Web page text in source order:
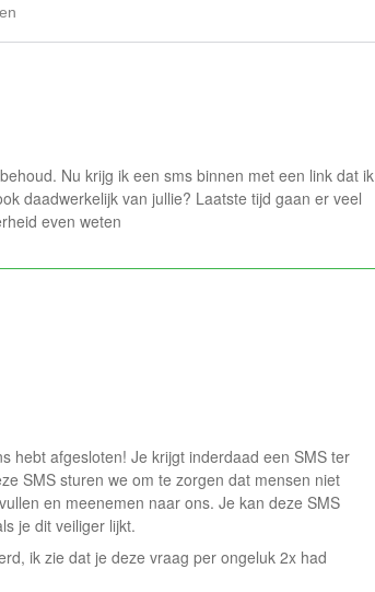
Nu krijg ik een sms binnen met een link dat ik
daadwerkelijk van jullie? Laatste tijd gaan er veel
even weten
hebt afgesloten! Je krijgt inderdaad een SMS ter
SMS sturen we om te zorgen dat mensen niet
en meenemen naar ons. Je kan deze SMS
je dit veiliger lijkt.
ik zie dat je deze vraag per ongeluk 2x had